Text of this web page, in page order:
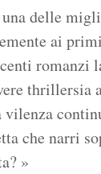
delle
ai
romanzi
thrillersia
che narri
»